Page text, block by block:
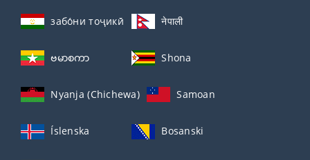
забо́ни тоҷикӣ́ नेपाली
ဗမာစကာ Shona
Nyanja (Chichewa) Samoan
Íslenska Bosanski